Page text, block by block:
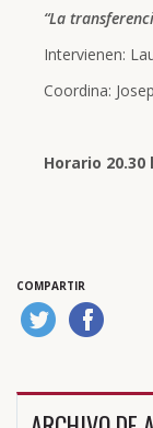
“La
Intervienen:
Coordina:
Horario 20.30
COMPARTIR